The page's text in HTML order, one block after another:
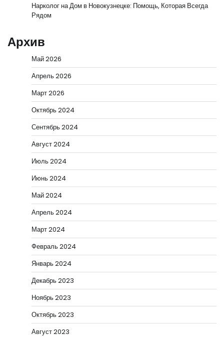
Нарколог на Дом в Новокузнецке: Помощь, Которая Всегда
Рядом
Архив
Май 2026
Апрель 2026
Март 2026
Октябрь 2024
Сентябрь 2024
Август 2024
Июль 2024
Июнь 2024
Май 2024
Апрель 2024
Март 2024
Февраль 2024
Январь 2024
Декабрь 2023
Ноябрь 2023
Октябрь 2023
Август 2023